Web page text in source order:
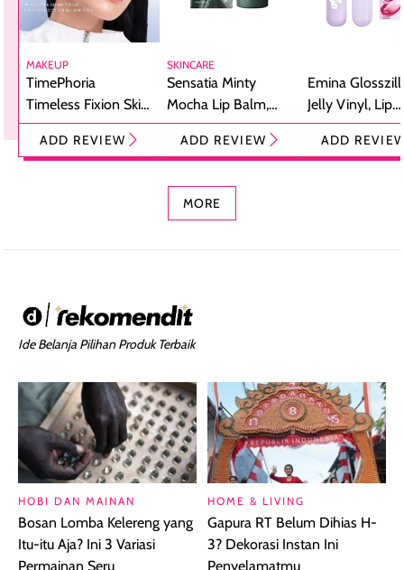
MAKEUP
TimePhoria
Timeless Fixion Skin
Tint Stick,
Foundation dan
ADD REVIEW
SKINCARE
Sensatia Minty
Mocha Lip Balm,
Pelembap Bibir
dengan Aroma
ADD REVIEW
Emina
Jelly Vinyl, Lip
Cream Glossy
Ringan
ADD
MORE
Ide Belanja Pilihan Produk Terbaik
HOBI DAN MAINAN
Bosan Lomba Kelereng yang
Itu-itu Aja? Ini 3 Variasi
Permainan Seru
HOME & LIVING
Gapura RT Belum Dihias H-
3? Dekorasi Instan Ini
Penyelamatmu